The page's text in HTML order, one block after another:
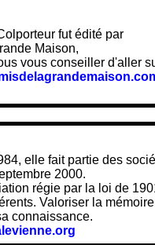
fut édité par
Maison,
vous conseiller d'aller
elle fait partie des
2000.
régie par la loi de
Valoriser la
connaissance.